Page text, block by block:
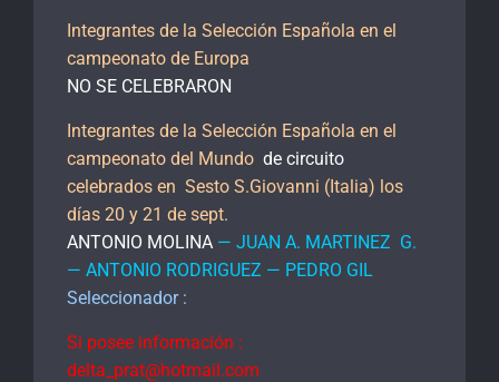
Integrantes de la Selección Española en el
campeonato de Europa
NO SE CELEBRARON
Integrantes de la Selección Española en el
campeonato del Mundo de circuito
celebrados en Sesto S.Giovanni (Italia) los
días 20 y 21 de sept.
ANTONIO MOLINA — JUAN A. MARTINEZ G.
— ANTONIO RODRIGUEZ — PEDRO GIL
Seleccionador :
Si posee información :
delta_prat@hotmail.com